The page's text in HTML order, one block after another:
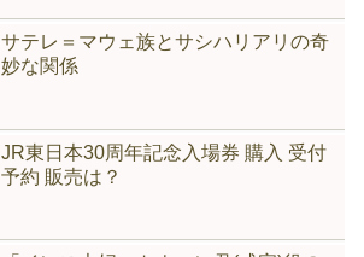
サテレ＝マウェ族とサシハリアリの奇
妙な関係
JR東日本30周年記念入場券 購入 受付
予約 販売は？